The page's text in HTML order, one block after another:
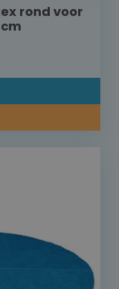
rond voor